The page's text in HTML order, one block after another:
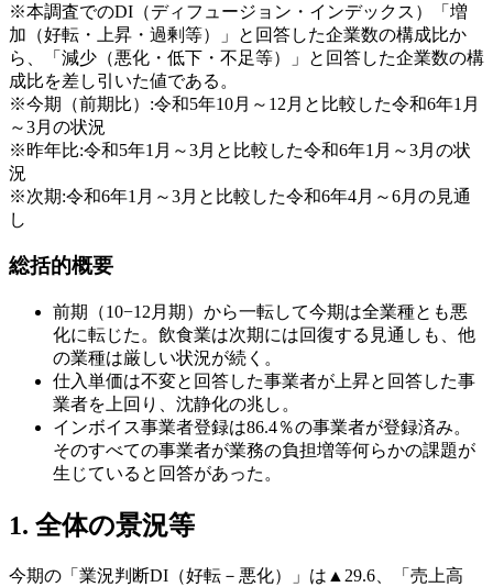
※本調査でのDI（ディフュージョン・インデックス）「増
加（好転・上昇・過剰等）」と回答した企業数の構成比か
ら、「減少（悪化・低下・不足等）」と回答した企業数の構
成比を差し引いた値である。
※今期（前期比）:令和5年10月～12月と比較した令和6年1月
～3月の状況
※昨年比:令和5年1月～3月と比較した令和6年1月～3月の状
況
※次期:令和6年1月～3月と比較した令和6年4月～6月の見通
し
総括的概要
前期（10−12月期）から一転して今期は全業種とも悪
化に転じた。飲食業は次期には回復する見通しも、他
の業種は厳しい状況が続く。
仕入単価は不変と回答した事業者が上昇と回答した事
業者を上回り、沈静化の兆し。
インボイス事業者登録は86.4％の事業者が登録済み。
そのすべての事業者が業務の負担増等何らかの課題が
生じていると回答があった。
1. 全体の景況等
今期の「業況判断DI（好転－悪化）」は▲29.6、「売上高